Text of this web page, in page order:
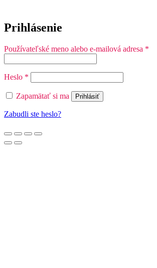
Prihlásenie
Používateľské meno alebo e-mailová adresa *
Heslo *
Zapamätať si ma Prihlásiť
Zabudli ste heslo?